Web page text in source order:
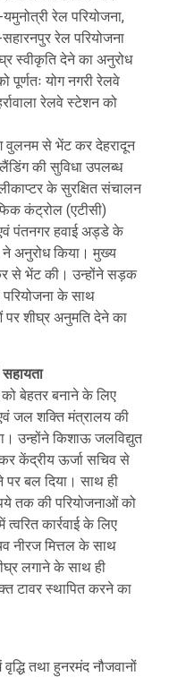
रेल परियोजना,
रेल परियोजना
स्वीकृति देने का अनुरोध
योग नगरी रेलवे
रेलवे स्टेशन को
वुलनम से भेंट कर देहरादून
की सुविधा उपलब्ध
के सुरक्षित संचालन
कंट्रोल (एटीसी)
पंतनगर हवाई अड्डे के
ने अनुरोध किया। मुख्य
से भेंट की। उन्होंने सड़क
परियोजना के साथ
पर शीघ्र अनुमति देने का
को बेहतर बनाने के लिए
जल शक्ति मंत्रालय की
उन्होंने किशाऊ जलविद्युत
केंद्रीय ऊर्जा सचिव से
पर बल दिया। साथ ही
तक की परियोजनाओं को
कार्रवाई के लिए
नीरज मित्तल के साथ
लगाने के साथ ही
टावर स्थापित करने का
तथा हुनरमंद नौजवानों